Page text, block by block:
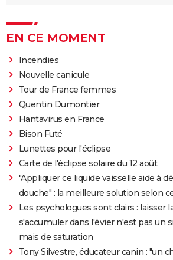
EN CE MOMENT
Incendies
Nouvelle canicule
Tour de France femmes
Quentin Dumontier
Hantavirus en France
Bison Futé
Lunettes pour l'éclipse
Carte de l'éclipse solaire du 12 août
"Appliquer ce liquide vaisselle aide à
douche" : la meilleure solution selon
Les psychologues sont clairs : laisser
s'accumuler dans l'évier n'est pas un
mais de saturation
Tony Silvestre, éducateur canin : "un